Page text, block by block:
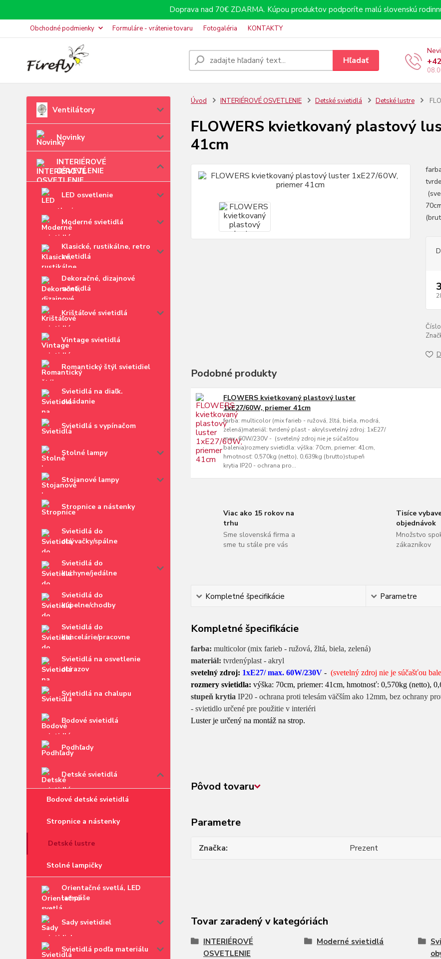
Doprava nad 70€ ZDARMA. Kúpou produktov podporíte malú slovenskú
Obchodné podmienky Formuláre - vrátenie tovaru Fotogaléria KONTAKTY
Hľadať
Ventilátory
Novinky
INTERIÉROVÉ
OSVETLENIE
LED osvetlenie
Moderné svietidlá
Klasické, rustikálne, retro
svietidlá
Dekoračné, dizajnové
svietidlá
Krištáľové svietidlá
Vintage svietidlá
Romantický štýl svietidiel
Svietidlá na diaľk.
ovládanie
Svietidlá s vypínačom
Stolné lampy
Stojanové lampy
Stropnice a nástenky
Svietidlá do
obývačky/spálne
Svietidlá do
kuchyne/jedálne
Svietidlá do
kúpelne/chodby
Svietidlá do
kancelárie/pracovne
Svietidlá na osvetlenie
obrazov
Svietidlá na chalupu
Bodové svietidlá
Podhľady
Detské svietidlá
Bodové detské svietidlá
Stropnice a nástenky
Detské lustre
Stolné lampičky
Orientačné svetlá, LED
lampáše
Sady svietidiel
Svietidlá podľa materiálu
Úvod INTERIÉROVÉ OSVETLENIE Detské svietidlá Detské lustre
FLOWERS kvietkovaný plastový
41cm
Podobné produkty
FLOWERS kvietkovaný plastový luster
1xE27/60W, priemer 41cm
farba: multicolor (mix farieb - ružová, žltá, biela, modrá,
zelená)materiál: tvrdený plast - akrylsvetelný zdroj: 1xE27/
max. 60W/230V - (svetelný zdroj nie je súčašťou
balenia)rozmery svietidla: výška: 70cm, priemer: 41cm,
hmotnosť: 0,570kg (netto), 0,639kg (brutto)stupeň
krytia IP20 - ochrana pro...
Viac ako 15 rokov na
trhu
Sme slovenská firma a
sme tu stále pre vás
Tisíce
objednávok
Množstvo
zákazníkov
Kompletné špecifikácie Parametre
Kompletné špecifikácie
farba: multicolor (mix farieb - ružová, žltá, biela, zelená)
materiál: tvrdenýplast - akryl
svetelný zdroj: 1xE27/ max. 60W/230V- (svetelný zdroj nie je súčašťou
rozmery svietidla: výška: 70cm, priemer: 41cm, hmotnosť: 0,570kg (netto),
stupeň krytia IP20 - ochrana proti telesám väčším ako 12mm, bez ochrany
- svietidlo určené pre použitie v interiéri
Luster je určený na montáž na strop.
Pôvod tovaru
Parametre
Značka Prezent
Tovar zaradený v kategóriách
INTERIÉROVÉ
OSVETLENIE
Moderné svietidlá